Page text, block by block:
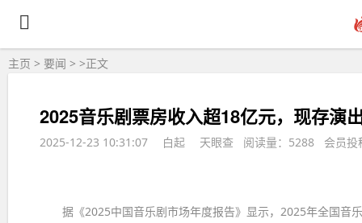
主页 > 要闻 > >正文
2025音乐剧票房收入超18亿元，现存演
2025-12-23 10:31:07 白起 天眼查 阅读量：5288 会员投
据《2025中国音乐剧市场年度报告》显示，2025年全国音